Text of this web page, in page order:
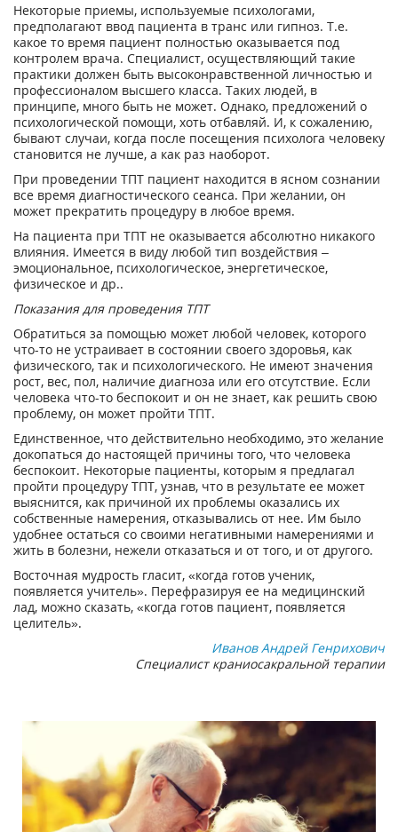
Некоторые приемы, используемые психологами,
предполагают ввод пациента в транс или гипноз. Т.е.
какое то время пациент полностью оказывается под
контролем врача. Специалист, осуществляющий такие
практики должен быть высоконравственной личностью и
профессионалом высшего класса. Таких людей, в
принципе, много быть не может. Однако, предложений о
психологической помощи, хоть отбавляй. И, к сожалению,
бывают случаи, когда после посещения психолога человеку
становится не лучше, а как раз наоборот.
При проведении ТПТ пациент находится в ясном сознании
все время диагностического сеанса. При желании, он
может прекратить процедуру в любое время.
На пациента при ТПТ не оказывается абсолютно никакого
влияния. Имеется в виду любой тип воздействия –
эмоциональное, психологическое, энергетическое,
физическое и др..
Показания для проведения ТПТ
Обратиться за помощью может любой человек, которого
что-то не устраивает в состоянии своего здоровья, как
физического, так и психологического. Не имеют значения
рост, вес, пол, наличие диагноза или его отсутствие. Если
человека что-то беспокоит и он не знает, как решить свою
проблему, он может пройти ТПТ.
Единственное, что действительно необходимо, это желание
докопаться до настоящей причины того, что человека
беспокоит. Некоторые пациенты, которым я предлагал
пройти процедуру ТПТ, узнав, что в результате ее может
выяснится, как причиной их проблемы оказались их
собственные намерения, отказывались от нее. Им было
удобнее остаться со своими негативными намерениями и
жить в болезни, нежели отказаться и от того, и от другого.
Восточная мудрость гласит, «когда готов ученик,
появляется учитель». Перефразируя ее на медицинский
лад, можно сказать, «когда готов пациент, появляется
целитель».
Иванов Андрей Генрихович
Специалист краниосакральной терапии